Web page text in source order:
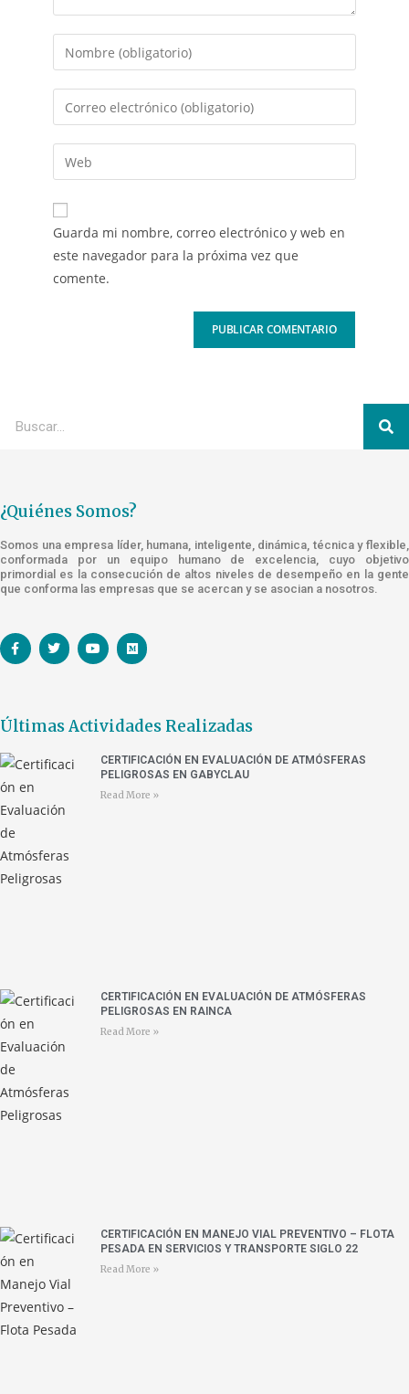
Guarda mi nombre, correo electrónico y web en
este navegador para la próxima vez que
comente.
¿Quiénes Somos?
Somos una empresa líder, humana, inteligente, dinámica, técnica y flexible,
conformada por un equipo humano de excelencia, cuyo objetivo
primordial es la consecución de altos niveles de desempeño en la gente
que conforma las empresas que se acercan y se asocian a nosotros.
Últimas Actividades Realizadas
CERTIFICACIÓN EN EVALUACIÓN DE ATMÓSFERAS
PELIGROSAS EN GABYCLAU
Read More »
CERTIFICACIÓN EN EVALUACIÓN DE ATMÓSFERAS
PELIGROSAS EN RAINCA
Read More »
CERTIFICACIÓN EN MANEJO VIAL PREVENTIVO – FLOTA
PESADA EN SERVICIOS Y TRANSPORTE SIGLO 22
Read More »